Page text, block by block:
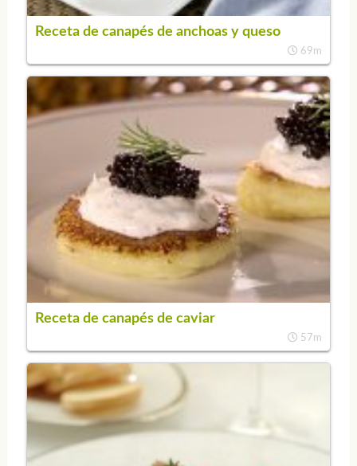
Receta de canapés de anchoas y queso
69m
Receta de canapés de caviar
57m